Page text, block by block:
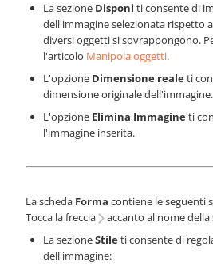
La sezione Disponi ti consente di
dell'immagine selezionata rispetto
diversi oggetti si sovrappongono.
l'articolo Manipola oggetti.
L'opzione Dimensione realeti
dimensione originale dell'immagine.
L'opzione Elimina Immagineti
l'immagine inserita.
La scheda Forma contiene le seguenti
Tocca la freccia
accanto al nome
La sezioneStileti consente di
dell'immagine: